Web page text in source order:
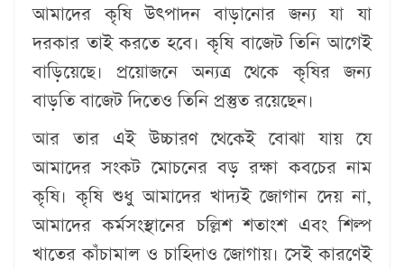
আমাদের কৃষি উৎপাদন বাড়ানোর জন্য যা যা
দরকার তাই করতে হবে। কৃষি বাজেট তিনি আগেই
বাড়িয়েছে। প্রয়োজনে অন্যত্র থেকে কৃষির জন্য
বাড়তি বাজেট দিতেও তিনি প্রস্তুত রয়েছেন।
আর তার এই উচ্চারণ থেকেই বোঝা যায় যে
আমাদের সংকট মোচনের বড় রক্ষা কবচের নাম
কৃষি। কৃষি শুধু আমাদের খাদ্যই জোগান দেয় না,
আমাদের কর্মসংস্থানের চল্লিশ শতাংশ এবং শিল্প
খাতের কাঁচামাল ও চাহিদাও জোগায়। সেই কারণেই